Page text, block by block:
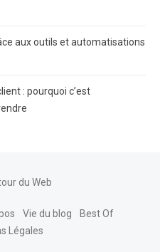
aux outils et automatisations
: pourquoi c’est
du Web
Vie du blog
Best Of
Légales